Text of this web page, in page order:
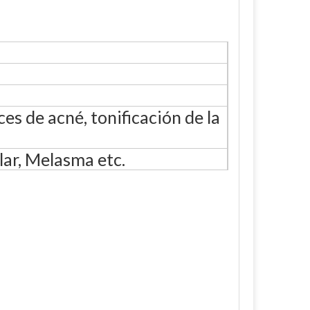
de acné, tonificación de la
Melasma etc.